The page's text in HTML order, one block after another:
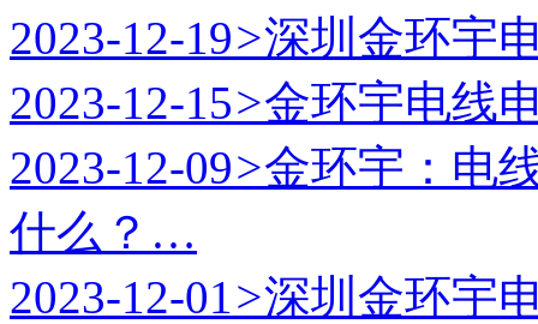
2023-12-19>深圳金环宇
2023-12-15>金环宇电线
2023-12-09>金环宇：电
什么？…
2023-12-01 >深圳金环宇